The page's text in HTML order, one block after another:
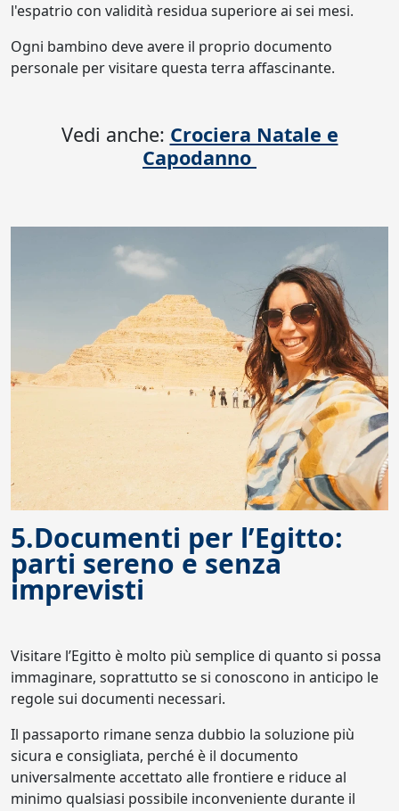
l'espatrio con validità residua superiore ai sei mesi.
Ogni bambino deve avere il proprio documento
personale per visitare questa terra affascinante.
Vedi anche: Crociera Natale e
Capodanno
5.Documenti per l’Egitto:
parti sereno e senza
imprevisti
Visitare l’Egitto è molto più semplice di quanto si possa
immaginare, soprattutto se si conoscono in anticipo le
regole sui documenti necessari.
Il passaporto rimane senza dubbio la soluzione più
sicura e consigliata, perché è il documento
universalmente accettato alle frontiere e riduce al
minimo qualsiasi possibile inconveniente durante il